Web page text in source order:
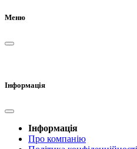
Меню
Інформація
Інформація
Про компанію